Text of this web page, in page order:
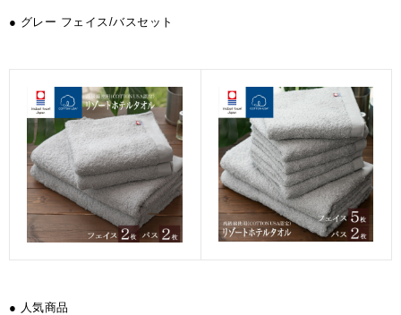
● グレー フェイス/バスセット
● 人気商品